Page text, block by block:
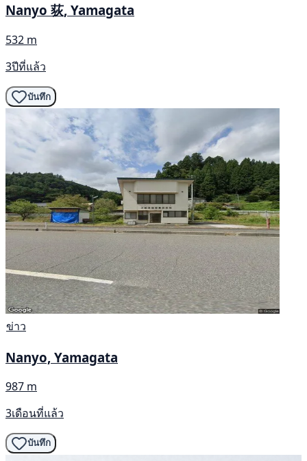
Nanyo 荻, Yamagata
532 m
3ปีที่แล้ว
บันทึก
ข่าว
Nanyo, Yamagata
987 m
3เดือนที่แล้ว
บันทึก